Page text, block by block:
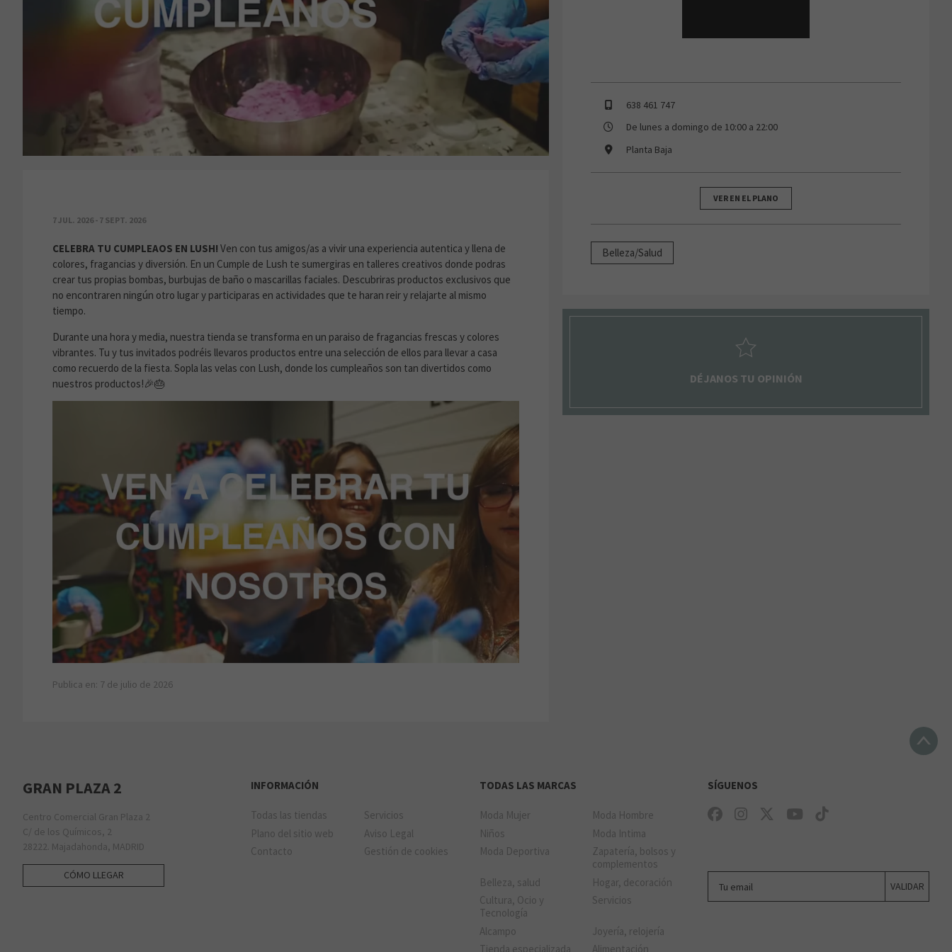
7 JUL. 2026 - 7 SEPT. 2026
CELEBRA TU CUMPLEAOS EN LUSH! Ven con tus amigos/as a vivir una experiencia autentica y llena de
colores, fragancias y diversión. En un Cumple de Lush te sumergiras en talleres creativos donde podras
crear tus propias bombas, burbujas de baño o mascarillas faciales. Descubriras productos exclusivos que
no encontraren ningún otro lugar y participaras en actividades que te haran reir y relajarte al mismo
tiempo.
Durante una hora y media, nuestra tienda se transforma en un paraiso de fragancias frescas y colores
vibrantes. Tu y tus invitados podréis llevaros productos entre una selección de ellos para llevar a casa
como recuerdo de la fiesta. Sopla las velas con Lush, donde los cumpleaños son tan divertidos como
nuestros productos!🎉🎂
Publica en: 7 de julio de 2026
638 461 747
De lunes a domingo de 10:00 a 22:00
Planta Baja
VER EN EL PLANO
Belleza/Salud
DÉJANOS TU OPINIÓN
GRAN PLAZA 2
Centro Comercial Gran Plaza 2
C/ de los Químicos, 2
28222. Majadahonda, MADRID
CÓMO LLEGAR
INFORMACIÓN
Todas las tiendas
Servicios
Plano del sitio web
Aviso Legal
Contacto
Gestión de cookies
TODAS LAS MARCAS
Moda Mujer
Moda Hombre
Niños
Moda Intima
Moda Deportiva
Zapatería, bolsos y
complementos
Belleza, salud
Hogar, decoración
Cultura, Ocio y
Tecnología
Servicios
Alcampo
Joyería, relojería
Tienda especializada
Alimentación
SÍGUENOS
VALIDAR